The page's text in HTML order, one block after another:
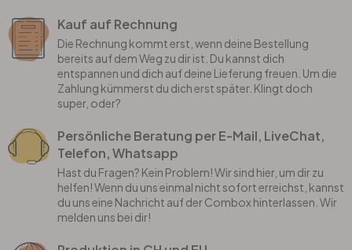
Kauf auf Rechnung
Die Rechnung kommt erst, wenn deine Bestellung
bereits auf dem Weg zu dir ist. Du kannst dich
entspannen und dich auf deine Lieferung freuen. Um die
Zahlung kümmerst du dich erst später. Klingt doch
super, oder?
Persönliche Beratung per E-Mail, LiveChat,
Telefon, Whatsapp
Hast du Fragen? Kein Problem! Wir sind hier, um dir zu
helfen! Wenn du uns einmal nicht sofort erreichst, kannst
du uns eine Nachricht auf der Combox hinterlassen. Wir
melden uns bei dir!